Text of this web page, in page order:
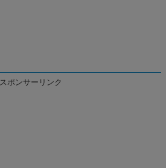
スポンサーリンク